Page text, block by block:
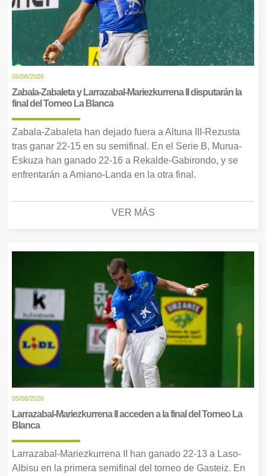
06/08/2026
Zabala-Zabaleta y Larrazabal-Mariezkurrena II disputarán la
final del Torneo La Blanca
Zabala-Zabaleta han dejado fuera a Altuna III-Rezusta
tras ganar 22-15 en su semifinal. En el Serie B, Murua-
Eskuza han ganado 22-16 a Rekalde-Gabirondo, y se
enfrentarán a Amiano-Landa en la otra final.
VER MÁS
05/08/2026
Larrazabal-Mariezkurrena II acceden a la final del Torneo La
Blanca
Larrazabal-Mariezkurrena II han ganado 22-13 a Laso-
Albisu en la primera semifinal del torneo de Gasteiz. En